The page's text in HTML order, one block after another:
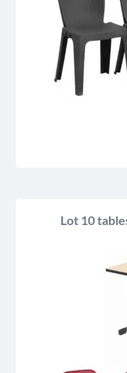
Lot 10